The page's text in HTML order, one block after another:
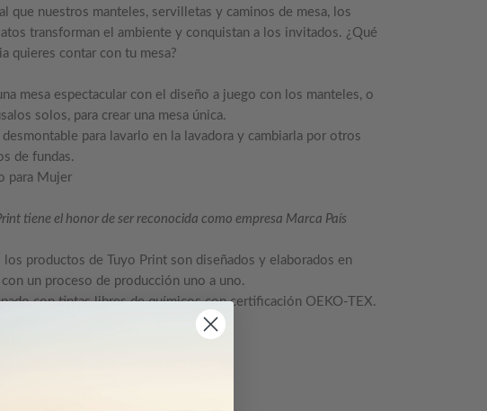
que nuestros manteles, servilletas y caminos de mesa, los
transforman el ambiente y conquistan a los invitados. ¿Qué
quieres contar con tu mesa?
mesa espectacular con el diseño a juego con los manteles, o
solos, para crear una mesa única.
desmontable para lavarlo en la lavadora y cambiarla por otros
de fundas.
para Mujer
tiene el honor de ser reconocida como empresa Marca País
los productos de Tuyo Print son diseñados y elaborados en
con un proceso de producción uno a uno.
con tintas libres de químicos con certificación OEKO-TEX.